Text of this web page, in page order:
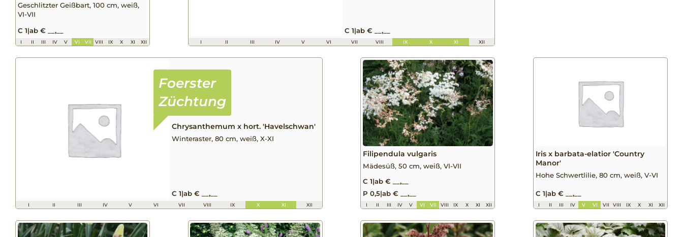
Geschlitzter Geißbart, 100 cm, weiß,
VI-VII
C 1|ab € __,__
I II III IV V VI VII VIII IX X XI XII
C 1|ab € __,__
I II III IV V VI VII VIII IX X XI XII
Chrysanthemum x hort. 'Havelschwan'
Winteraster, 80 cm, weiß, X-XI
C 1|ab € __,__
I II III IV V VI VII VIII IX X XI XII
Filipendula vulgaris
Mädesüß, 50 cm, weiß, VI-VII
C 1|ab € __,__
P 0,5|ab € __,__
I II III IV V VI VII VIII IX X XI XII
Iris x barbata-elatior 'Country
Manor'
Hohe Schwertlilie, 80 cm, weiß, V-VI
C 1|ab € __,__
I II III IV V VI VII VIII IX X XI XII